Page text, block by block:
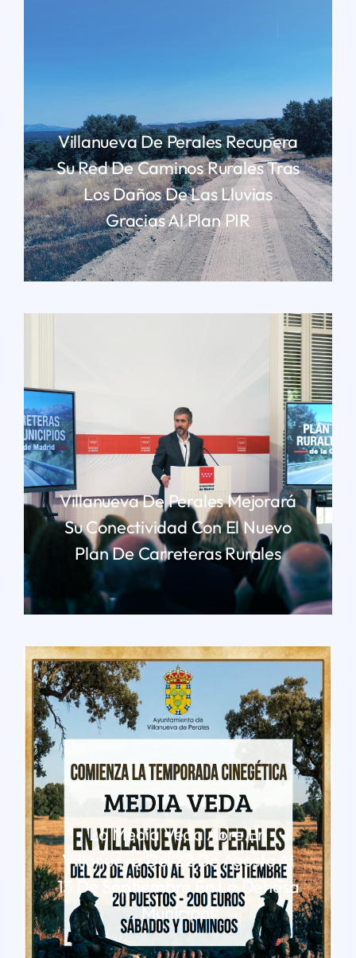
Villanueva De Perales Recupera
Su Red De Caminos Rurales Tras
Los Daños De Las Lluvias
Gracias Al Plan PIR
LEER MÁS
Villanueva De Perales Mejorará
Su Conectividad Con El Nuevo
Plan De Carreteras Rurales
LEER MÁS
La Media Veda Abre En
Villanueva Del 22 De Agosto Al
13 De Septiembre En La Dehesa
Municipal
LEER MÁS